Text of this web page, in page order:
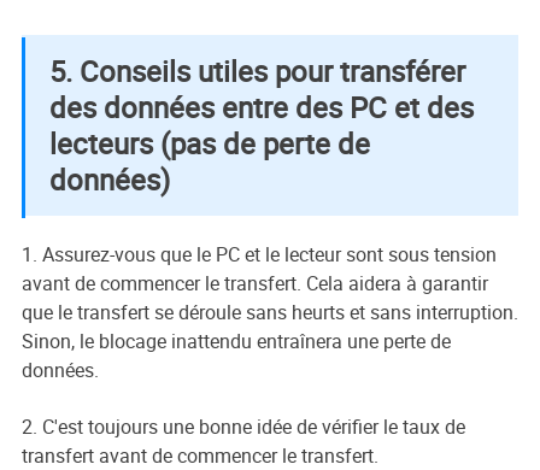
5. Conseils utiles pour transférer
des données entre des PC et des
lecteurs (pas de perte de
données)
1. Assurez-vous que le PC et le lecteur sont sous tension
avant de commencer le transfert. Cela aidera à garantir
que le transfert se déroule sans heurts et sans interruption.
Sinon, le blocage inattendu entraînera une perte de
données.
2. C'est toujours une bonne idée de vérifier le taux de
transfert avant de commencer le transfert.